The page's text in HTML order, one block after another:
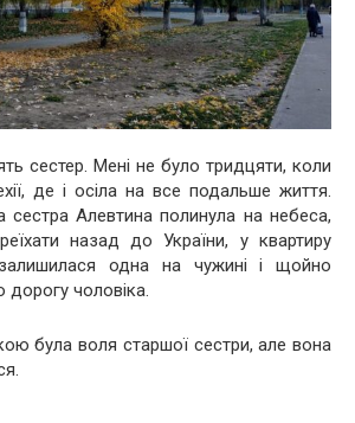
сестер. Мені не було тридцяти, коли
де і осіла на все подальше життя.
Алевтина полинула на небеса,
назад до України, у квартиру
одна на чужині і щойно
чоловіка.
була воля старшої сестри, але вона